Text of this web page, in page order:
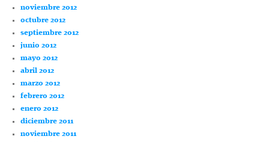
noviembre 2012
octubre 2012
septiembre 2012
junio 2012
mayo 2012
abril 2012
marzo 2012
febrero 2012
enero 2012
diciembre 2011
noviembre 2011